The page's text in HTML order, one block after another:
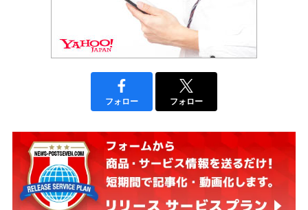
フォロー フォロー